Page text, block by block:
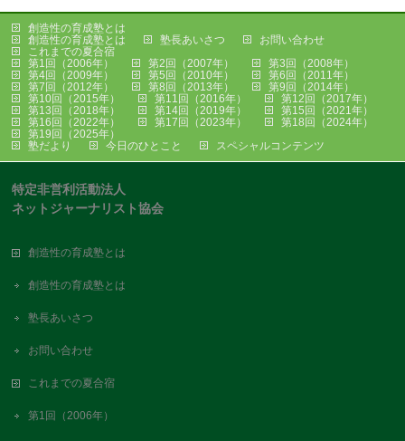
創造性の育成塾とは
創造性の育成塾とは
塾長あいさつ
お問い合わせ
これまでの夏合宿
第1回（2006年）
第2回（2007年）
第3回（2008年）
第4回（2009年）
第5回（2010年）
第6回（2011年）
第7回（2012年）
第8回（2013年）
第9回（2014年）
第10回（2015年）
第11回（2016年）
第12回（2017年）
第13回（2018年）
第14回（2019年）
第15回（2021年）
第16回（2022年）
第17回（2023年）
第18回（2024年）
第19回（2025年）
塾だより
今日のひとこと スペシャルコンテンツ
特定非営利活動法人
ネットジャーナリスト協会
創造性の育成塾とは
創造性の育成塾とは
塾長あいさつ
お問い合わせ
これまでの夏合宿
第1回（2006年）